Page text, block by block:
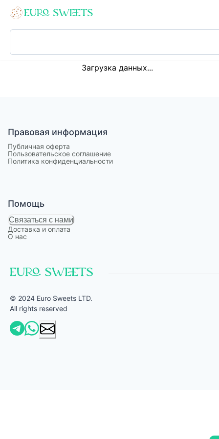
Загрузка данных...
Правовая информация
Публичная оферта
Пользовательское соглашение
Политика конфиденциальности
Помощь
Связаться с нами
Доставка и оплата
О нас
© 2024 Euro Sweets LTD.
All rights reserved